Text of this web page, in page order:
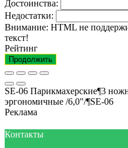
Достоинства:
Недостатки:
Внимание: HTML не
текст!
Рейтинг
Продолжить
SE-06 Парикмахерские¶3
эргономичные /6,0"/¶SE-06
Реклама
Контакты